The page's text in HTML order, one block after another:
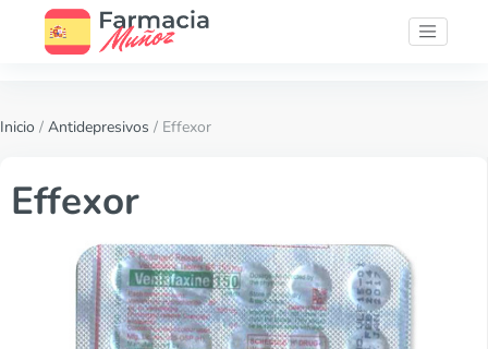
Inicio / Antidepresivos / Effexor
Effexor